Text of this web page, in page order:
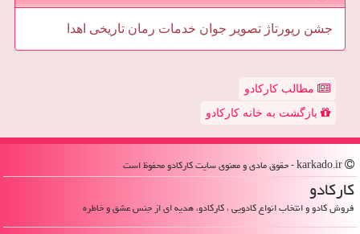
جشن رپورتاژ تصویر جوان خدمات رمان تاریخی اهدا
مطالب کارکادو
بازگشت به خانه کارکادو
كاركادو
فروش کادو و انتخاب انواع کادویی ، کارکادو، هدیه ای از جنس عشق و خاطره